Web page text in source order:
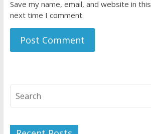
Save my name, email, and website in
next time I comment.